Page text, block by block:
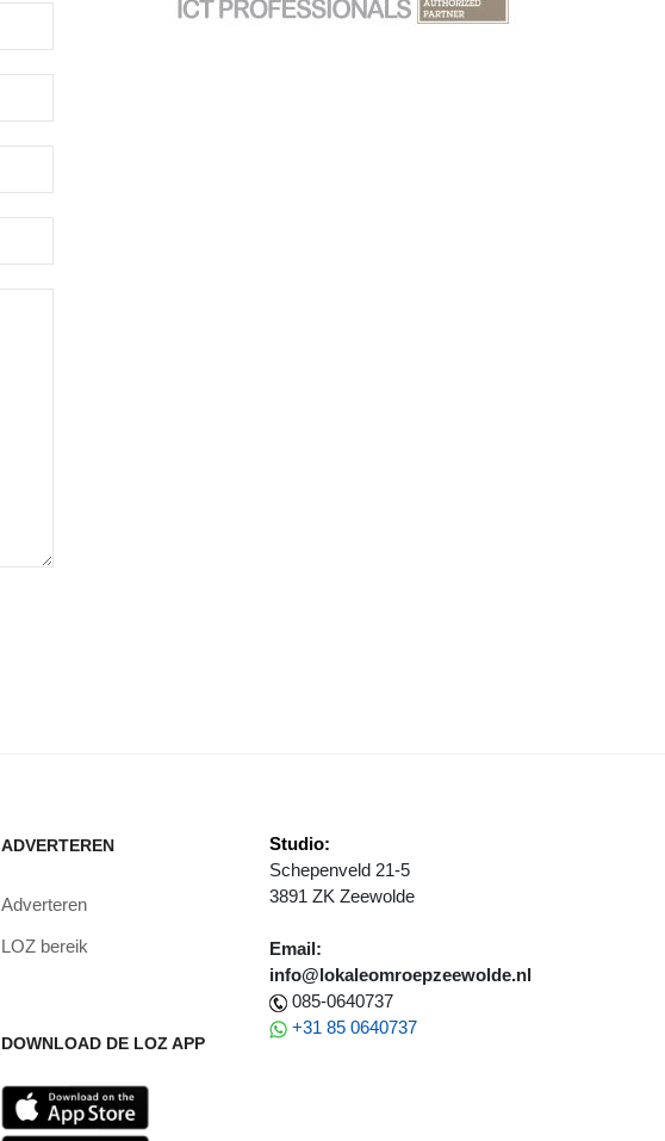
ADVERTEREN
Adverteren
LOZ bereik
DOWNLOAD DE LOZ APP
Studio:
Schepenveld 21-5
3891 ZK Zeewolde
Email:
info@lokaleomroepzeewolde.nl
085-0640737
+31 85 0640737